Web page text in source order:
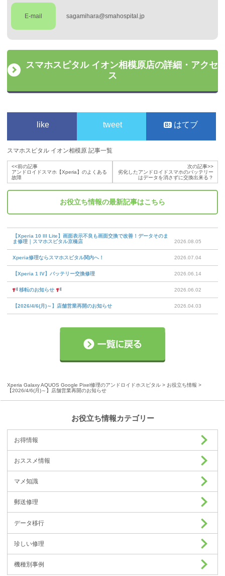
E-mail sagamihara@smahospital.jp
スマホスピタル イオン相模原店の詳細・アクセ
ス
like tweet はてブ
スマホスピタル イオン相模原 記事一覧
<<前の記事
アンドロイドスマホ【Xperia】のよくある
故障
次の記事>>
劣化したアンドロイドスマホのバッテリー
はデータを消さずに交換出来る？
お役立ち情報の最新記事はこちら
【Xperia 10 III Lite】画面表示不良も画面交換で改善！データそのま
ま修理｜スマホスピタル京橋店
2026.08.05
Xperia修理ならスマホスピタル関内へ！ 2026.07.04
【Xperia 1 IV】バッテリー交換修理 2026.06.14
移転のお知らせ 2026.06.02
【2026/4/6(月)～】店舗営業再開のお知らせ 2026.04.03
Xperia Galaxy AQUOS Google Pixel修理のアンドロイドホスピタル > お役立ち情報 >
【2026/4/6(月)～】店舗営業再開のお知らせ
お役立ち情報カテゴリー
お得情報
おススメ情報
マメ知識
郵送修理
データ移行
珍しい修理
機種別事例